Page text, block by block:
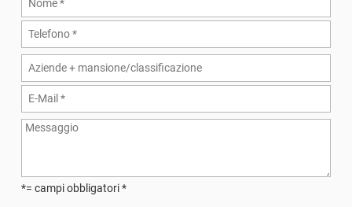
*= campi obbligatori